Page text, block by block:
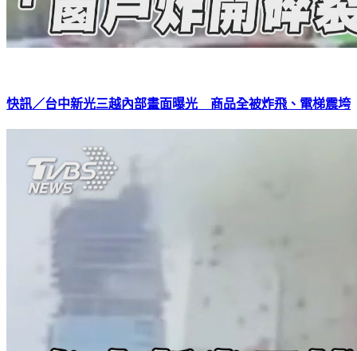
快訊／台中新光三越內部畫面曝光 商品全被炸飛、電梯震垮